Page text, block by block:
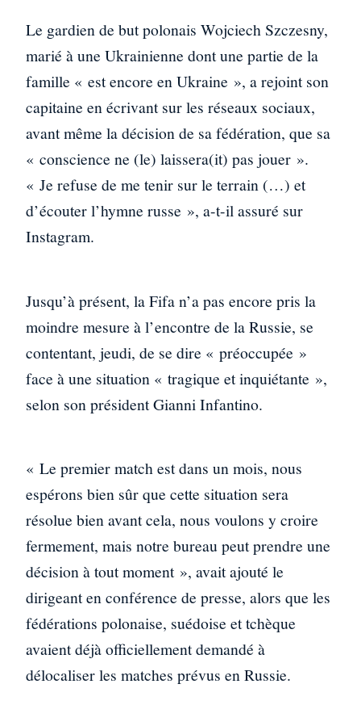
Le gardien de but polonais Wojciech Szczesny,
marié à une Ukrainienne dont une partie de la
famille « est encore en Ukraine », a rejoint son
capitaine en écrivant sur les réseaux sociaux,
avant même la décision de sa fédération, que sa
« conscience ne (le) laissera(it) pas jouer ».
« Je refuse de me tenir sur le terrain (…) et
d’écouter l’hymne russe », a-t-il assuré sur
Instagram.
Jusqu’à présent, la Fifa n’a pas encore pris la
moindre mesure à l’encontre de la Russie, se
contentant, jeudi, de se dire « préoccupée »
face à une situation « tragique et inquiétante »,
selon son président Gianni Infantino.
« Le premier match est dans un mois, nous
espérons bien sûr que cette situation sera
résolue bien avant cela, nous voulons y croire
fermement, mais notre bureau peut prendre une
décision à tout moment », avait ajouté le
dirigeant en conférence de presse, alors que les
fédérations polonaise, suédoise et tchèque
avaient déjà officiellement demandé à
délocaliser les matches prévus en Russie.